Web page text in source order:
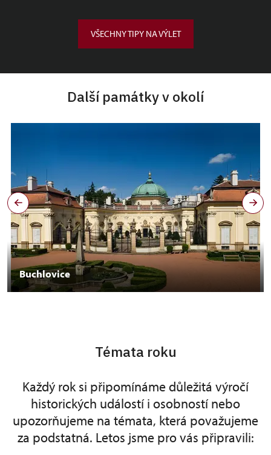
VŠECHNY TIPY NA VÝLET
Další památky v okolí
Buchlovice
Témata roku
Každý rok si připomínáme důležitá výročí
historických událostí i osobností nebo
upozorňujeme na témata, která považujeme
za podstatná. Letos jsme pro vás připravili: